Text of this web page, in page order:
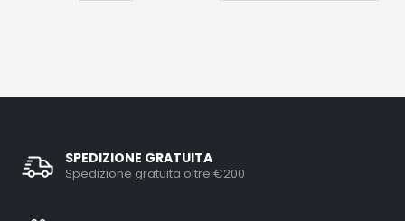
SPEDIZIONE GRATUITA
Spedizione gratuita oltre €200